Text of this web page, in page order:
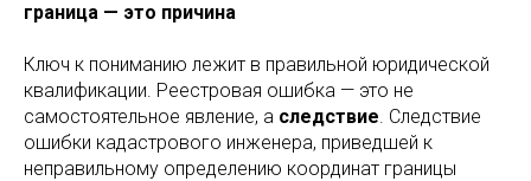
граница — это причина
Ключ к пониманию лежит в правильной юридической
квалификации. Реестровая ошибка — это не
самостоятельное явление, а следствие. Следствие
ошибки кадастрового инженера, приведшей к
неправильному определению координат границы